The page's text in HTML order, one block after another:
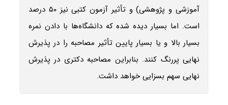
آموزشی و پژوهشی) و تأثیر آزمون کتبی نیز ۵۰ درصد
است. اما بسیار دیده شده که دانشگاه‌ها با دادن نمره
بسیار بالا و یا بسیار پایین تأثیر مصاحبه را در پذیرش
نهایی پررنگ کنند. بنابراین مصاحبه دکتری در پذیرش
نهایی سهم بسزایی خواهد داشت.